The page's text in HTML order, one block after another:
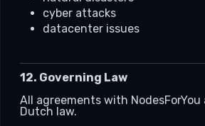
cyber attacks
datacenter issues
12. Governing Law
All agreements with
Dutch law.